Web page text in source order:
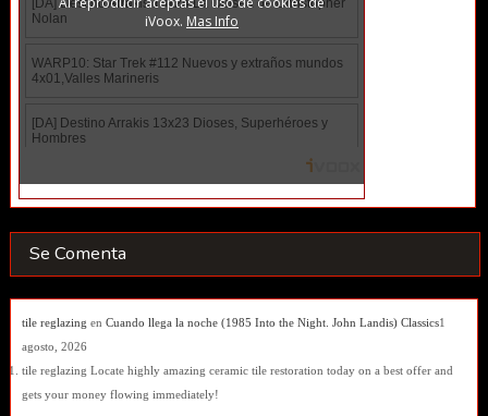
Se Comenta
tile reglazing en Cuando llega la noche (1985 Into the Night. John Landis) Classics1
agosto, 2026
tile reglazing Locate highly amazing ceramic tile restoration today on a best offer and
gets your money flowing immediately!